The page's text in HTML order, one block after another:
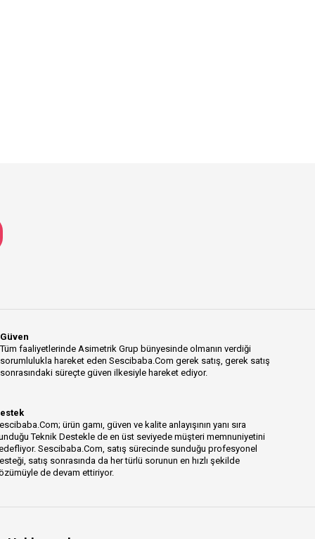
Güven
Tüm faaliyetlerinde Asimetrik Grup bünyesinde olmanın verdiği
sorumlulukla hareket eden Sescibaba.Com gerek satış, gerek satış
sonrasındaki süreçte güven ilkesiyle hareket ediyor.
ürün gamı, güven ve kalite anlayışının yanı sıra
Teknik Destekle de en üst seviyede müşteri memnuniyetini
Sescibaba.Com, satış sürecinde sunduğu profesyonel
satış sonrasında da her türlü sorunun en hızlı şekilde
de devam ettiriyor.